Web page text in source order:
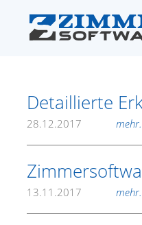
Detaillierte
28.12.2017
13.11.2017